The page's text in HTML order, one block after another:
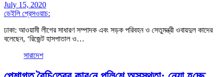
July 15, 2020
ডেইলি প্রেসওয়াচ:
ঢাকা: আওয়ামী লীগের সাধারণ সম্পাদক এবং সড়ক পরিবহন ও সেতুমন্ত্রী ওবায়দুল কাদের
বলেছেন, ‘রিজেন্ট হাসপাতাল ও…
সারাদেশ